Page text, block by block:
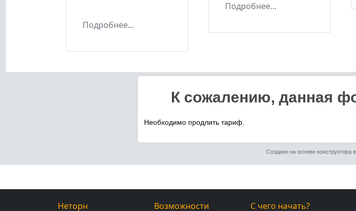
Подробнее...
Подробнее...
Неторн Возможности С чего начать?